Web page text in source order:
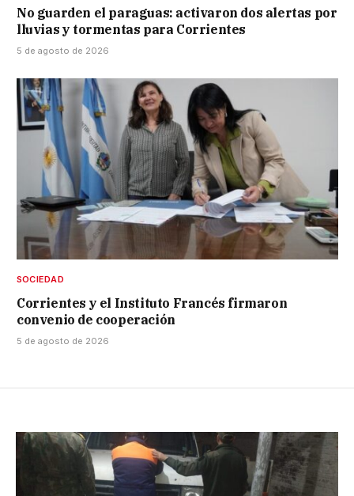
No guarden el paraguas: activaron dos alertas por
lluvias y tormentas para Corrientes
5 de agosto de 2026
SOCIEDAD
Corrientes y el Instituto Francés firmaron
convenio de cooperación
5 de agosto de 2026